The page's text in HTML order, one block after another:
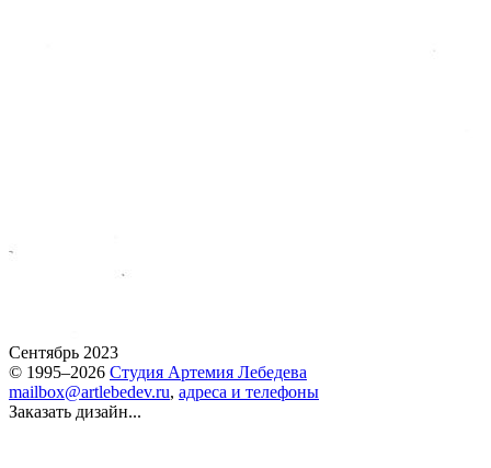
Сентябрь 2023
© 1995–2026 Студия Артемия Лебедева
mailbox@artlebedev.ru, адреса и телефоны
Заказать дизайн...